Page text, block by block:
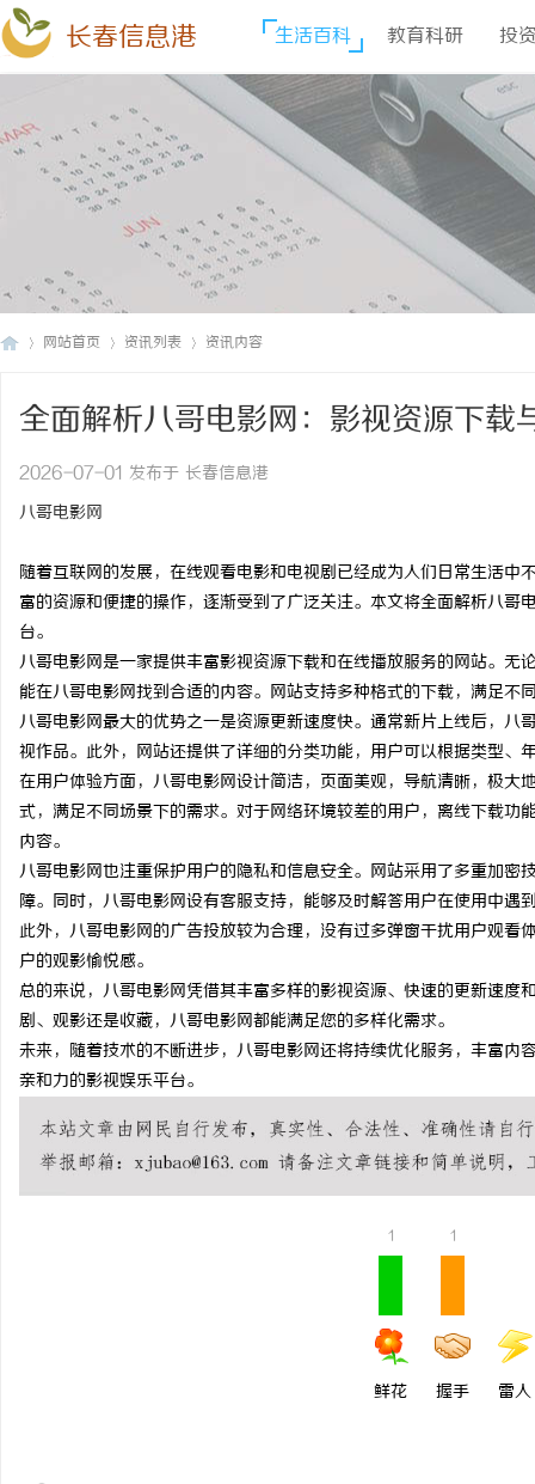
长春信息港 生活百科 教育科研 投
网站首页 资讯列表 资讯内容
全面解析八哥电影网：影视资源下载
2026-07-01 发布于 长春信息港
八哥电影网
随着互联网的发展，在线观看电影和电视剧已经成为人们日常生活
富的资源和便捷的操作，逐渐受到了广泛关注。本文将全面解析八
台。
八哥电影网是一家提供丰富影视资源下载和在线播放服务的网站。
能在八哥电影网找到合适的内容。网站支持多种格式的下载，满足不
八哥电影网最大的优势之一是资源更新速度快。通常新片上线后，
视作品。此外，网站还提供了详细的分类功能，用户可以根据类型
在用户体验方面，八哥电影网设计简洁，页面美观，导航清晰，极
式，满足不同场景下的需求。对于网络环境较差的用户，离线下载
内容。
八哥电影网也注重保护用户的隐私和信息安全。网站采用了多重加
障。同时，八哥电影网设有客服支持，能够及时解答用户在使用中遇
此外，八哥电影网的广告投放较为合理，没有过多弹窗干扰用户观
户的观影愉悦感。
总的来说，八哥电影网凭借其丰富多样的影视资源、快速的更新速
剧、观影还是收藏，八哥电影网都能满足您的多样化需求。
未来，随着技术的不断进步，八哥电影网还将持续优化服务，丰富
亲和力的影视娱乐平台。
1
鲜花
1
握手 雷人
徽刑事辩护律师：为您的权利保驾护航 揭秘！专业充电桩项目
哪些行业秘诀？